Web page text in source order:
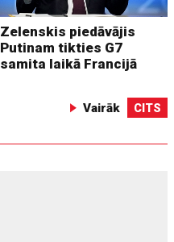
Zelenskis piedāvājis
Putinam tikties G7
samita laikā Francijā
Vairāk CITS